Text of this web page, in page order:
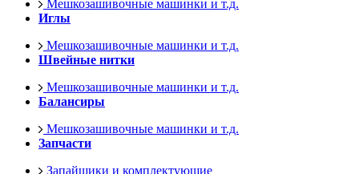
Мешкозашивочные машинки и т.д.
Иглы
Мешкозашивочные машинки и т.д.
Швейные нитки
Мешкозашивочные машинки и т.д.
Балансиры
Мешкозашивочные машинки и т.д.
Запчасти
Запайщики и комплектующие